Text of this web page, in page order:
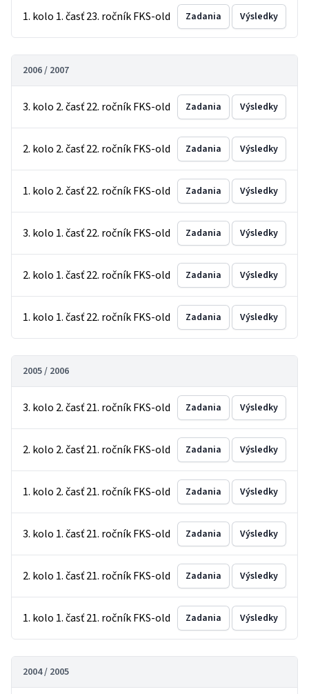
1. kolo 1. časť 23. ročník FKS-old Zadania Výsledky
2006 / 2007
3. kolo 2. časť 22. ročník FKS-old Zadania Výsledky
2. kolo 2. časť 22. ročník FKS-old Zadania Výsledky
1. kolo 2. časť 22. ročník FKS-old Zadania Výsledky
3. kolo 1. časť 22. ročník FKS-old Zadania Výsledky
2. kolo 1. časť 22. ročník FKS-old Zadania Výsledky
1. kolo 1. časť 22. ročník FKS-old Zadania Výsledky
2005 / 2006
3. kolo 2. časť 21. ročník FKS-old Zadania Výsledky
2. kolo 2. časť 21. ročník FKS-old Zadania Výsledky
1. kolo 2. časť 21. ročník FKS-old Zadania Výsledky
3. kolo 1. časť 21. ročník FKS-old Zadania Výsledky
2. kolo 1. časť 21. ročník FKS-old Zadania Výsledky
1. kolo 1. časť 21. ročník FKS-old Zadania Výsledky
2004 / 2005